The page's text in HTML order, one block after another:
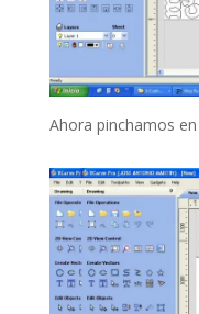
Ahora pinchamos en